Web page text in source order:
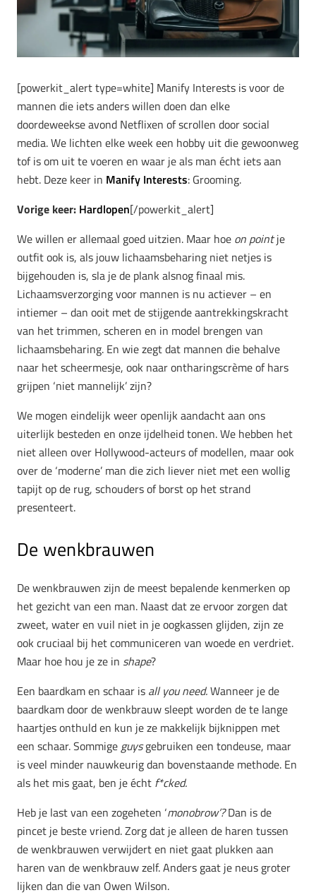
[powerkit_alert type=white] Manify Interests is voor de
mannen die iets anders willen doen dan elke
doordeweekse avond Netflixen of scrollen door social
media. We lichten elke week een hobby uit die gewoonweg
tof is om uit te voeren en waar je als man écht iets aan
hebt. Deze keer in Manify Interests: Grooming.
Vorige keer: Hardlopen[/powerkit_alert]
We willen er allemaal goed uitzien. Maar hoe on pointje
outfit ook is, als jouw lichaamsbeharing niet netjes is
bijgehouden is, sla je de plank alsnog finaal mis.
Lichaamsverzorging voor mannen is nu actiever – en
intiemer – dan ooit met de stijgende aantrekkingskracht
van het trimmen, scheren en in model brengen van
lichaamsbeharing. En wie zegt dat mannen die behalve
naar het scheermesje, ook naar ontharingscrème of hars
grijpen ‘niet mannelijk’ zijn?
We mogen eindelijk weer openlijk aandacht aan ons
uiterlijk besteden en onze ijdelheid tonen. We hebben het
niet alleen over Hollywood-acteurs of modellen, maar ook
over de ‘moderne’ man die zich liever niet met een wollig
tapijt op de rug, schouders of borst op het strand
presenteert.
De wenkbrauwen
De wenkbrauwen zijn de meest bepalende kenmerken op
het gezicht van een man. Naast dat ze ervoor zorgen dat
zweet, water en vuil niet in je oogkassen glijden, zijn ze
ook cruciaal bij het communiceren van woede en verdriet.
Maar hoe hou je ze in shape?
Een baardkam en schaar is all you need.Wanneer je de
baardkam door de wenkbrauw sleept worden de te lange
haartjes onthuld en kun je ze makkelijk bijknippen met
een schaar. Sommigeguysgebruiken een tondeuse, maar
is veel minder nauwkeurig dan bovenstaande methode. En
als het mis gaat, ben je écht f*cked.
Heb je last van een zogeheten ‘monobrow’?Dan is de
pincet je beste vriend. Zorg dat je alleen de haren tussen
de wenkbrauwen verwijdert en niet gaat plukken aan
haren van de wenkbrauw zelf. Anders gaat je neus groter
lijken dan die van Owen Wilson.